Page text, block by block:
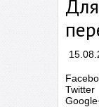
Twitter